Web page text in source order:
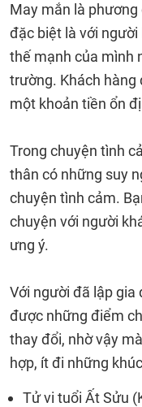
May mắn là
đặc biệt là với
thế mạnh của mình
trường. Khách
một khoản tiền ổn
Trong chuyện tình
thân có những suy
chuyện tình cảm.
chuyện với người
ưng ý.
Với người đã lập gia
được những điểm
thay đổi, nhờ vậy
hợp, ít đi những
Tử vi tuổi Ất Sửu